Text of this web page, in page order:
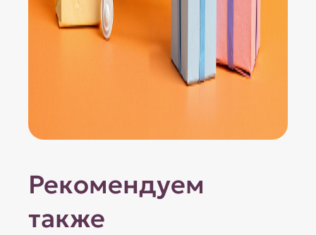
Рекомендуем
также